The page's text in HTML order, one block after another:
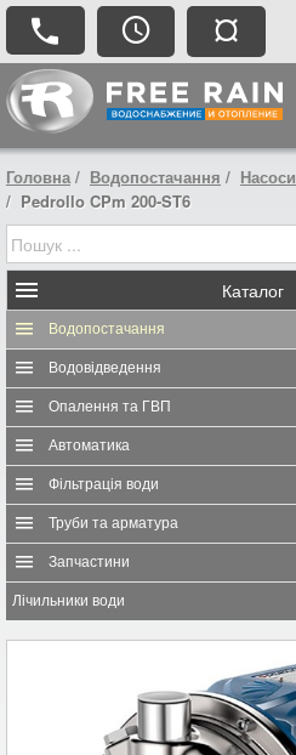
¤
Головна Водопостачання Насоси
Pedrollo CPm 200-ST6
Каталог
Водопостачання
Водовідведення
Опалення та ГВП
Автоматика
Фільтрація води
Труби та арматура
Запчастини
Лічильники води